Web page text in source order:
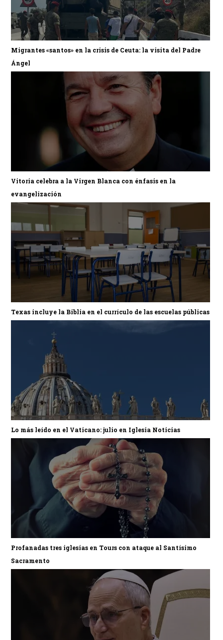
Migrantes «santos» en la crisis de Ceuta: la visita del Padre
Ángel
Vitoria celebra a la Virgen Blanca con énfasis en la
evangelización
Texas incluye la Biblia en el currículo de las escuelas públicas
Lo más leído en el Vaticano: julio en Iglesia Noticias
Profanadas tres iglesias en Tours con ataque al Santísimo
Sacramento